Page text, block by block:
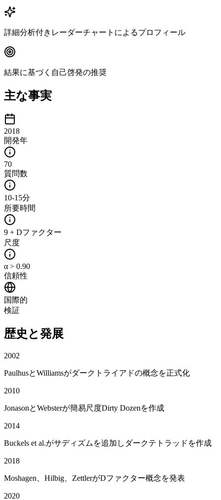
詳細分析付きレーダーチャートによるプロフィール
結果に基づく自己啓発の推奨
主な事実
2018
開発年
70
質問数
10-15分
所要時間
9 + Dファクター
尺度
α > 0.90
信頼性
国際的
検証
歴史と発展
2002
PaulhusとWilliamsがダークトライアドの概念を正式化
2010
JonasonとWebsterが簡易尺度Dirty Dozenを作成
2014
Buckels et al.がサディズムを追加しダークテトラッドを作成
2018
Moshagen、Hilbig、ZettlerがDファクター概念を発表
2020